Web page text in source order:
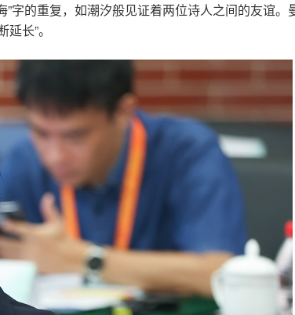
字的重复，如潮汐般见证着两位诗人之间的友谊。
长”。